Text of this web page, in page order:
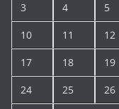
3 4 5
10 11 12
17 18 19
24 25 26